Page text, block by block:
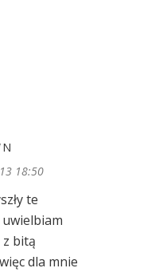
18:50
te
bitą
dla mnie